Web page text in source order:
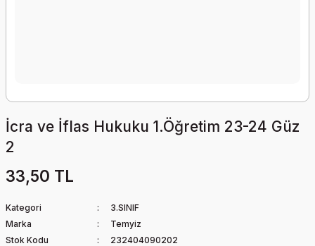
İcra ve İflas Hukuku 1.Öğretim 23-24 Güz
2
33,50 TL
Kategori
3.SINIF
Marka
Temyiz
Stok Kodu
232404090202